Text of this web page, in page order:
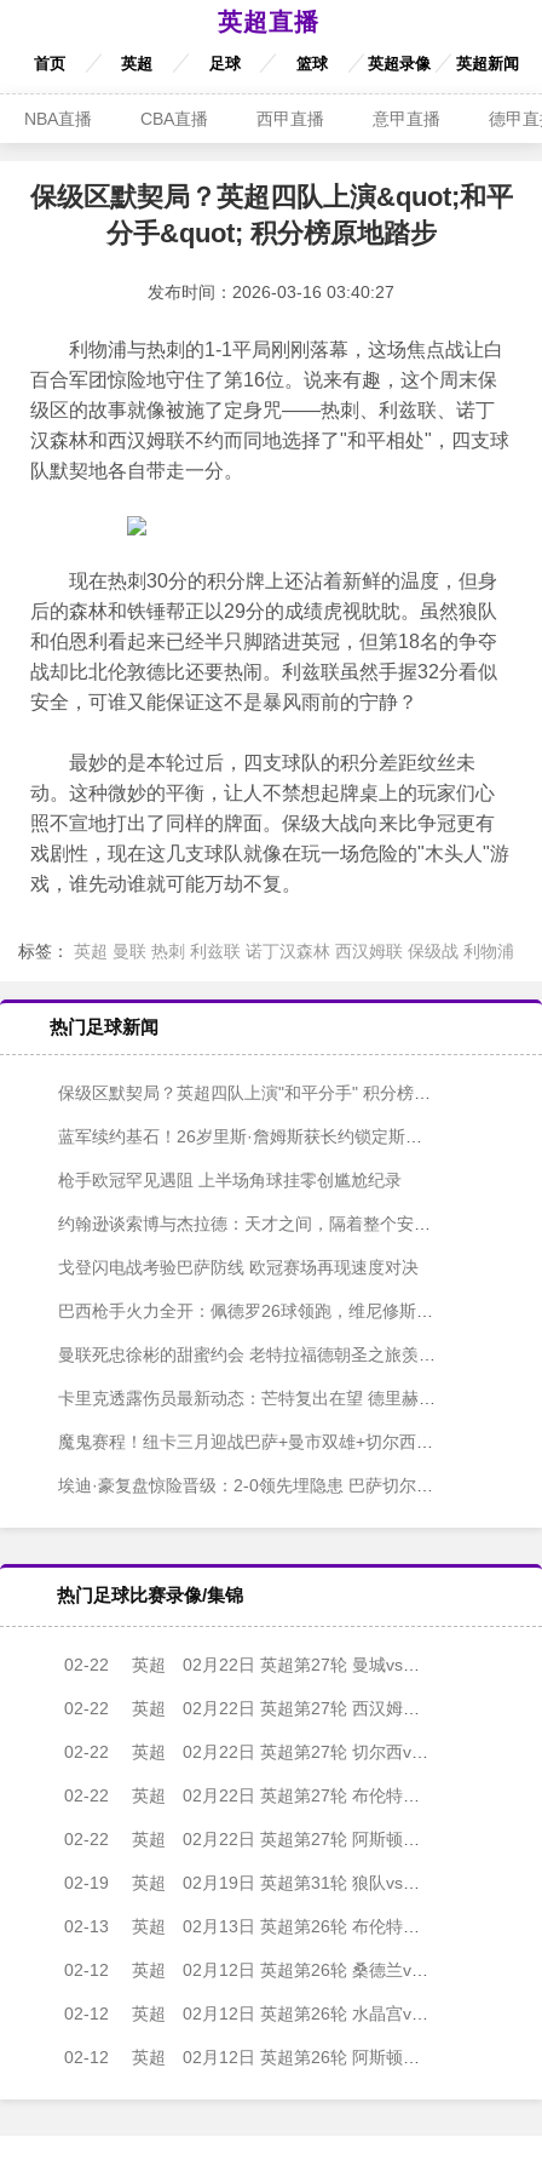
英超直播
首页 英超 足球 篮球 英超录像 英超新闻
NBA直播 CBA直播 西甲直播 意甲直播 德甲
保级区默契局？英超四队上演&quot;和平
分手&quot; 积分榜原地踏步
发布时间：2026-03-16 03:40:27
利物浦与热刺的1-1平局刚刚落幕，这场焦点战让白
百合军团惊险地守住了第16位。说来有趣，这个周末保
级区的故事就像被施了定身咒——热刺、利兹联、诺丁
汉森林和西汉姆联不约而同地选择了"和平相处"，四支球
队默契地各自带走一分。
现在热刺30分的积分牌上还沾着新鲜的温度，但身
后的森林和铁锤帮正以29分的成绩虎视眈眈。虽然狼队
和伯恩利看起来已经半只脚踏进英冠，但第18名的争夺
战却比北伦敦德比还要热闹。利兹联虽然手握32分看似
安全，可谁又能保证这不是暴风雨前的宁静？
最妙的是本轮过后，四支球队的积分差距纹丝未
动。这种微妙的平衡，让人不禁想起牌桌上的玩家们心
照不宣地打出了同样的牌面。保级大战向来比争冠更有
戏剧性，现在这几支球队就像在玩一场危险的"木头人"游
戏，谁先动谁就可能万劫不复。
标签： 英超 曼联 热刺 利兹联 诺丁汉森林 西汉姆联 保级战 利物浦
热门足球新闻
保级区默契局？英超四队上演"和平分手" 积分榜原地踏步
蓝军续约基石！26岁里斯·詹姆斯获长约锁定斯坦福桥未来
枪手欧冠罕见遇阻 上半场角球挂零创尴尬纪录
约翰逊谈索博与杰拉德：天才之间，隔着整个安菲尔德的记忆
戈登闪电战考验巴萨防线 欧冠赛场再现速度对决
巴西枪手火力全开：佩德罗26球领跑，维尼修斯紧咬不放
曼联死忠徐彬的甜蜜约会 老特拉福德朝圣之旅羡煞旁人
卡里克透露伤员最新动态：芒特复出在望 德里赫特渐入佳境
魔鬼赛程！纽卡三月迎战巴萨+曼市双雄+切尔西 东北德比压轴
埃迪·豪复盘惊险晋级：2-0领先埋隐患 巴萨切尔西都不好惹
热门足球比赛录像/集锦
02-22 英超 02月22日 英超第27轮 曼城vs纽卡斯尔联 全场录像
02-22 英超 02月22日 英超第27轮 西汉姆联vs伯恩茅斯 全场录像
02-22 英超 02月22日 英超第27轮 切尔西vs伯恩利 全场录像
02-22 英超 02月22日 英超第27轮 布伦特福德vs布莱顿 全场录像
02-22 英超 02月22日 英超第27轮 阿斯顿维拉vs利兹联 全场录像
02-19 英超 02月19日 英超第31轮 狼队vs阿森纳 全场录像
02-13 英超 02月13日 英超第26轮 布伦特福德vs阿森纳 全场录像
02-12 英超 02月12日 英超第26轮 桑德兰vs利物浦 全场录像
02-12 英超 02月12日 英超第26轮 水晶宫vs伯恩利 全场录像
02-12 英超 02月12日 英超第26轮 阿斯顿维拉vs布莱顿 全场录像